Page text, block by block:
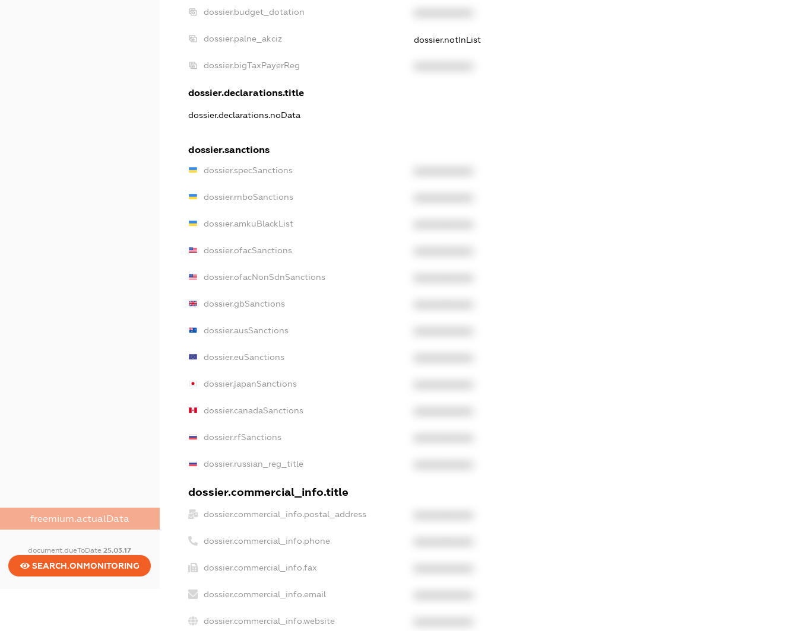
freemium.actualData
document.dueToDate25.03.17
SEARCH.ONMONITORING
dossier.budget_dotation
dossier.palne_akciz dossier.notInList
dossier.bigTaxPayerReg
dossier.declarations.title
dossier.declarations.noData
dossier.sanctions
dossier.specSanctions
dossier.rnboSanctions
dossier.amkuBlackList
dossier.ofacSanctions
dossier.ofacNonSdnSanctions
dossier.gbSanctions
dossier.ausSanctions
dossier.euSanctions
dossier.japanSanctions
dossier.canadaSanctions
dossier.rfSanctions
dossier.russian_reg_title
dossier.commercial_info.title
dossier.commercial_info.postal_address
dossier.commercial_info.phone
dossier.commercial_info.fax
dossier.commercial_info.email
dossier.commercial_info.website